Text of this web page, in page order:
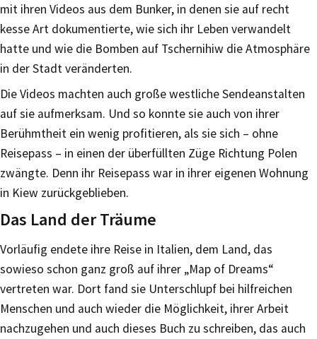
mit ihren Videos aus dem Bunker, in denen sie auf recht
kesse Art dokumentierte, wie sich ihr Leben verwandelt
hatte und wie die Bomben auf Tschernihiw die Atmosphäre
in der Stadt veränderten.
Die Videos machten auch große westliche Sendeanstalten
auf sie aufmerksam. Und so konnte sie auch von ihrer
Berühmtheit ein wenig profitieren, als sie sich – ohne
Reisepass – in einen der überfüllten Züge Richtung Polen
zwängte. Denn ihr Reisepass war in ihrer eigenen Wohnung
in Kiew zurückgeblieben.
Das Land der Träume
Vorläufig endete ihre Reise in Italien, dem Land, das
sowieso schon ganz groß auf ihrer „Map of Dreams“
vertreten war. Dort fand sie Unterschlupf bei hilfreichen
Menschen und auch wieder die Möglichkeit, ihrer Arbeit
nachzugehen und auch dieses Buch zu schreiben, das auch